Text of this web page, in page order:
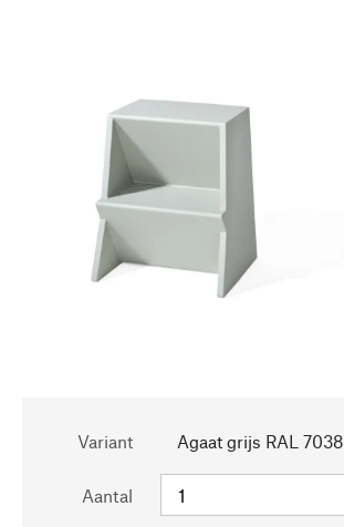
Variant Agaat grijs RAL 7038
Aantal